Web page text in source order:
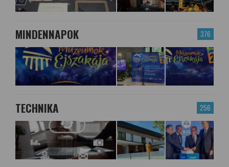
376
MINDENNAPOK
256
TECHNIKA